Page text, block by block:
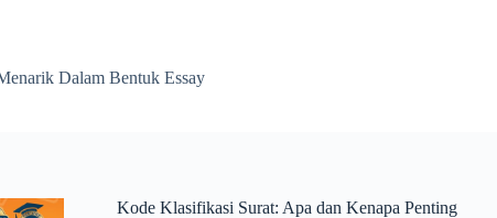
Dalam Bentuk Essay
Kode Klasifikasi Surat: Apa dan Kenapa Penting